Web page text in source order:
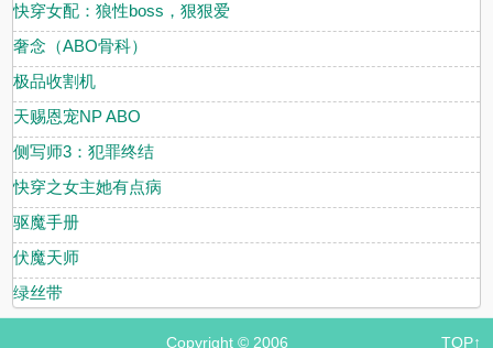
快穿女配：狼性boss，狠狠爱
奢念（ABO骨科）
极品收割机
天赐恩宠NP ABO
侧写师3：犯罪终结
快穿之女主她有点病
驱魔手册
伏魔天师
绿丝带
Copyright © 2006 TOP↑